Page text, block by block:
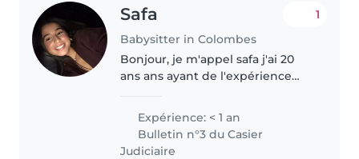
Safa
Babysitter in Colombes
1
Bonjour, je m'appel safa j'ai 20
ans ans ayant de l'expérience
Consciente de la responsabilité
qu'impose la garde d'enfants,..
Expérience: < 1 an
Bulletin n°3 du Casier
Judiciaire